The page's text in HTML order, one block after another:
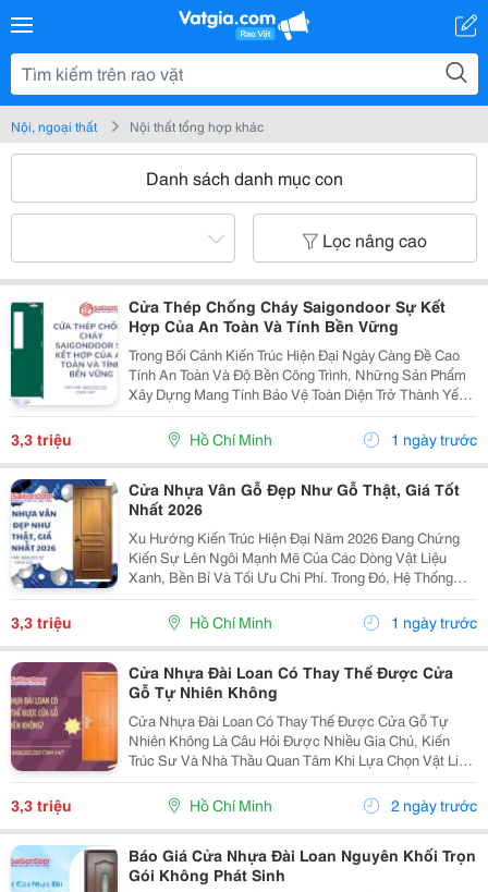
Nội, ngoại thất Nội thất tổng hợp khác
Danh sách danh mục con
Lọc nâng cao
Cửa Thép Chống Cháy Saigondoor Sự Kết
Hợp Của An Toàn Và Tính Bền Vững
Trong Bối Cảnh Kiến Trúc Hiện Đại Ngày Càng Đề Cao
Tính An Toàn Và Độ Bền Công Trình, Những Sản Phẩm
Xây Dựng Mang Tính Bảo Vệ Toàn Diện Trở Thành Yếu
Tố Trọng Tâm Trong Nhiều Dự Án. Đặc Biệt, Khi Những
Nguy Cơ Cháy Nổ Trong Các Tòa Nhà Cao Tầng, Nhà...
3,3 triệu Hồ Chí Minh 1 ngày trước
Cửa Nhựa Vân Gỗ Đẹp Như Gỗ Thật, Giá Tốt
Nhất 2026
Xu Hướng Kiến Trúc Hiện Đại Năm 2026 Đang Chứng
Kiến Sự Lên Ngôi Mạnh Mẽ Của Các Dòng Vật Liệu
Xanh, Bền Bỉ Và Tối Ưu Chi Phí. Trong Đó, Hệ Thống
Cửa Nhựa Vân Gỗ Chính Là Sự Lựa Chọn Hàng Đầu Để
Thay Thế Cửa Gỗ Tự Nhiên Truyền Thống. Với Công
Nghệ...
3,3 triệu Hồ Chí Minh 1 ngày trước
Cửa Nhựa Đài Loan Có Thay Thế Được Cửa
Gỗ Tự Nhiên Không
Cửa Nhựa Đài Loan Có Thay Thế Được Cửa Gỗ Tự
Nhiên Không Là Câu Hỏi Được Nhiều Gia Chủ, Kiến
Trúc Sư Và Nhà Thầu Quan Tâm Khi Lựa Chọn Vật Liệu
Cửa Cho Các Công Trình Hiện Đại. Trong Bối Cảnh Giá
Gỗ Tự Nhiên Ngày Càng Cao, Khai Thác Gỗ Gây Áp
Lực Lên...
3,3 triệu Hồ Chí Minh 2 ngày trước
Báo Giá Cửa Nhựa Đài Loan Nguyên Khối Trọn
Gói Không Phát Sinh